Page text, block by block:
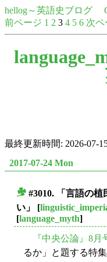
hellog～英語史ブログ
前ページ 1 2 3 4 5 6 次ペ
最終更新時間: 2026-07-
2017-07-24 Mon
#3010. 「言語の
い」
[
[language_myth]
『中央公論』8月
るか」と題する特